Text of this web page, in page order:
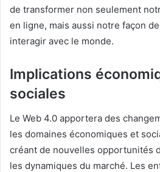
de transformer non seulement
en ligne, mais aussi notre façon
interagir avec le monde.
Implications
sociales
Le Web 4.0 apportera des
les domaines économiques et
créant de nouvelles opportunités
les dynamiques du marché. Les